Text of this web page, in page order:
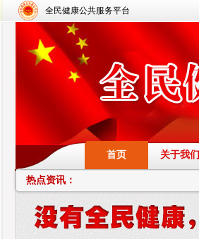
全民健康公共服务平台
首页 关于我们
热点资讯：